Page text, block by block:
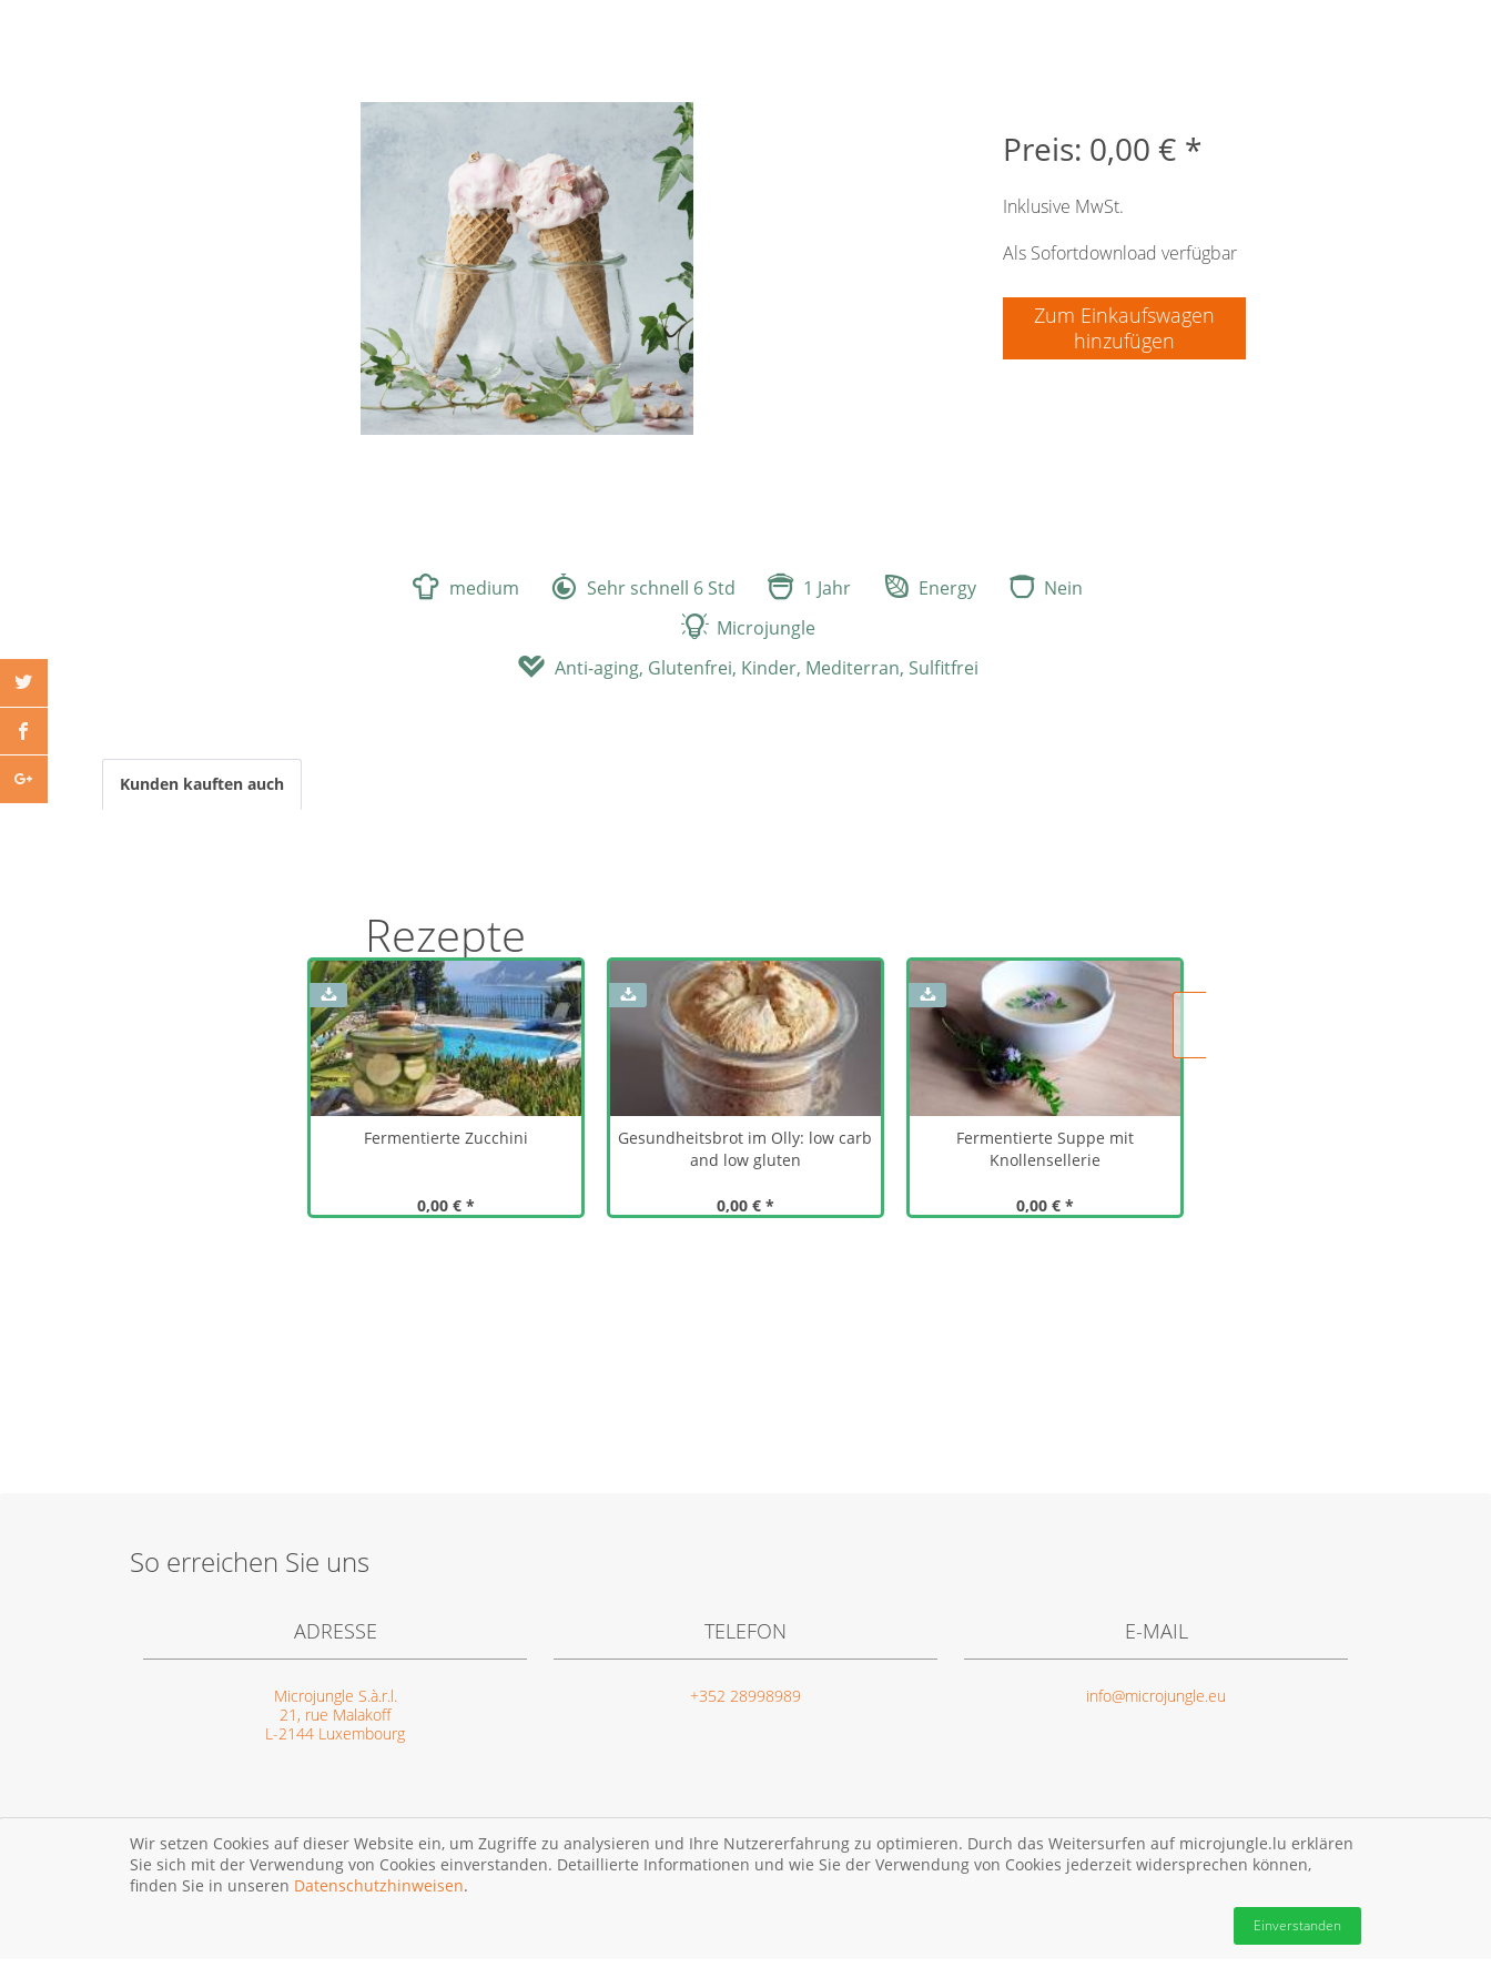
So erreichen Sie uns
ADRESSE
Microjungle S.à.r.l.
21, rue Malakoff
L-2144 Luxembourg
TELEFON
+352 28998989
E-MAIL
info@microjungle.eu
Wir setzen Cookies auf dieser Website ein, um Zugriffe zu analysieren und Ihre Nutzererfahrung zu optimieren. Durch das Weitersurfen auf microjungle.lu erklären
Sie sich mit der Verwendung von Cookies einverstanden. Detaillierte Informationen und wie Sie der Verwendung von Cookies jederzeit widersprechen können,
finden Sie in unseren Datenschutzhinweisen.
Einverstanden